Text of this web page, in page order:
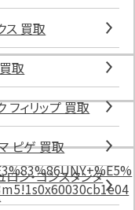
ド
ン
キ
ホ
ー
テ
小
牧
店
施
設
ス 買取
取
フィリップ 買取
ピゲ 買取
ロン・コンスタンタ